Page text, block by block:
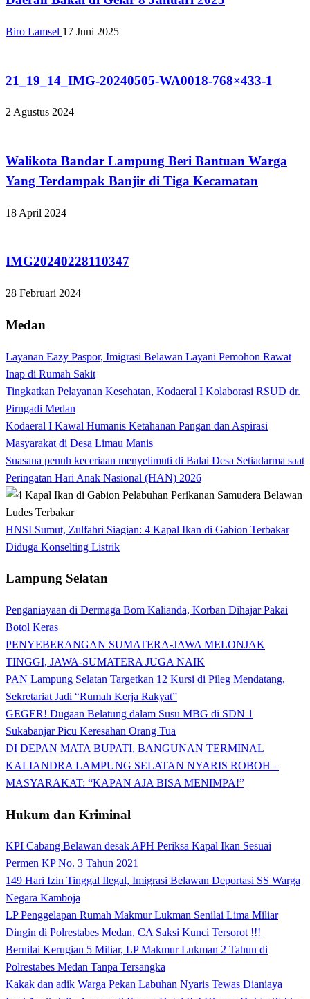
Biro Lamsel 17 Juni 2025
21_19_14_IMG-20240505-WA0018-768×433-1
2 Agustus 2024
Walikota Bandar Lampung Beri Bantuan Warga
Yang Terdampak Banjir di Tiga Kecamatan
18 April 2024
IMG20240228110347
28 Februari 2024
Medan
Layanan Eazy Paspor, Imigrasi Belawan Layani Pemohon Rawat
Inap di Rumah Sakit
Tingkatkan Pelayanan Kesehatan, Kodaeral I Kolaborasi RSUD dr.
Pirngadi Medan‎
Kodaeral I Kawal Humanis Ketahanan Pangan dan Aspirasi
Masyarakat di Desa Limau Manis
Suasana penuh keceriaan menyelimuti di Balai Desa Setiadarma saat
Peringatan Hari Anak Nasional (HAN) 2026
HNSI Sumut, Zulfahri Siagian: 4 Kapal Ikan di Gabion Terbakar
Diduga Konselting Listrik
Lampung Selatan
Penganiayaan di Dermaga Bom Kalianda, Korban Dihajar Pakai
Botol Keras
PENYEBERANGAN SUMATERA-JAWA MELONJAK
TINGGI, JAWA-SUMATERA JUGA NAIK
PAN Lampung Selatan Targetkan 12 Kursi di Pileg Mendatang,
Sekretariat Jadi “Rumah Kerja Rakyat”
GEGER! Dugaan Belatung dalam Susu MBG di SDN 1
Sukabanjar Picu Keresahan Orang Tua
DI DEPAN MATA BUPATI, BANGUNAN TERMINAL
KALIANDRA LAMPUNG SELATAN NYARIS ROBOH –
MASYARAKAT: “KAPAN AJA BISA MENIMPA!”
Hukum dan Kriminal
KPI Cabang Belawan desak APH Periksa Kapal Ikan Sesuai
Permen KP No. 3 Tahun 2021
149 Hari Izin Tinggal Ilegal, Imigrasi Belawan Deportasi SS Warga
Negara Kamboja
LP Penggelapan Rumah Makmur Lukman Senilai Lima Miliar
Dingin di Polrestabes Medan, CA Saksi Kunci Tersorot !!!
Bernilai Kerugian 5 Miliar, LP Makmur Lukman 2 Tahun di
Polrestabes Medan Tanpa Tersangka
Kakak dan adik Warga Pekan Labuhan Nyaris Tewas Dianiaya